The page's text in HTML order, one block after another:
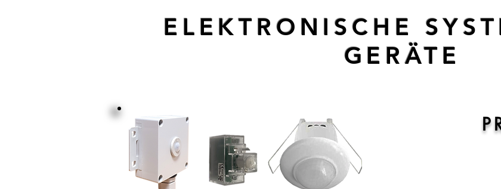
ELEKTRONISCHE
GERÄTE